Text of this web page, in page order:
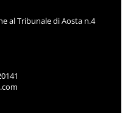
al Tribunale di Aosta n.4